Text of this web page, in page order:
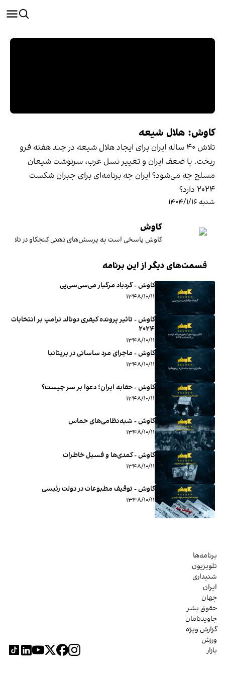
کاوش: هلال شیعه
تلاش ۴۰ ساله ایران برای ایجاد هلال شیعه در چند هفته فرو
ریخت. با ضعف ایران و تغییر نسل عرب، سرنوشت شیعان
مسلح چه می‌شود؟ ایران چه برنامه‌ای برای جبران شکست
۲۰۲۴ دارد؟
شنبه ۱۴۰۴/۱/۱۶
کاوش
کاوش پاسخی است به پرسش‌های ذهنی کنجکاو در تلاش
قسمت‌های دیگر از این برنامه
کاوش - گردباد مرگبار می‌سی‌سی‌‌پی
۱۳۴۸/۱۰/۱۱
کاوش - تاثیر پرونده کیفری دونالد ترامپ بر انتخابات
۲۰۲۴
۱۳۴۸/۱۰/۱۱
کاوش - ماجرای مرد ساسانی در بریتانیا
۱۳۴۸/۱۰/۱۱
کاوش - حقابه ایران؛ دعوا بر سر چیست؟
۱۳۴۸/۱۰/۱۱
کاوش - شبه‌نظامی‌های حماس
۱۳۴۸/۱۰/۱۱
کاوش - کمدی‌ها و فسیل خاطرات
۱۳۴۸/۱۰/۱۱
کاوش - توقیف مطبوعات در دولت رئیسی
۱۳۴۸/۱۰/۱۱
برنامه‌ها
تلویزیون
شنیداری
ایران
جهان
حقوق بشر
جاویدنامان
گزارش ویژه
ورزش
بازار